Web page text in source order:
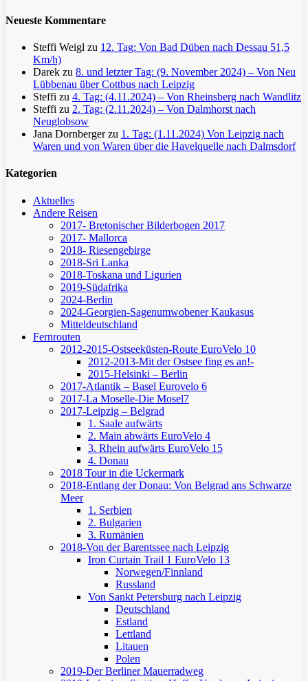
Neueste Kommentare
Steffi Weigl zu 12. Tag: Von Bad Düben nach Dessau 51,5
Km/h)
Darek zu 8. und letzter Tag: (9. November 2024) – Von Neu
Lübbenau über Cottbus nach Leipzig
Steffi zu 4. Tag: (4.11.2024) – Von Rheinsberg nach Wandlitz
Steffi zu 2. Tag: (2.11.2024) – Von Dalmhorst nach
Neuglobsow
Jana Dornbergerzu 1. Tag: (1.11.2024) Von Leipzig nach
Waren und von Waren über die Havelquelle nach Dalmsdorf
Kategorien
Aktuelles
Andere Reisen
2017- Bretonischer Bilderbogen 2017
2017- Mallorca
2018- Riesengebirge
2018-Sri Lanka
2018-Toskana und Ligurien
2019-Südafrika
2024-Berlin
2024-Georgien-Sagenumwobener Kaukasus
Mitteldeutschland
Fernrouten
2012-2015-Ostseeküsten-Route EuroVelo 10
2012-2013-Mit der Ostsee fing es an!-
2015-Helsinki – Berlin
2017-Atlantik – Basel Eurovelo 6
2017-La Moselle-Die Mosel7
2017-Leipzig – Belgrad
1. Saale aufwärts
2. Main abwärts EuroVelo 4
3. Rhein aufwärts EuroVelo 15
4. Donau
2018 Tour in die Uckermark
2018-Entlang der Donau: Von Belgrad ans Schwarze
Meer
1. Serbien
2. Bulgarien
3. Rumänien
2018-Von der Barentssee nach Leipzig
Iron Curtain Trail 1 EuroVelo 13
Norwegen/Finnland
Russland
Von Sankt Petersburg nach Leipzig
Deutschland
Estland
Lettland
Litauen
Polen
2019-Der Berliner Mauerradweg